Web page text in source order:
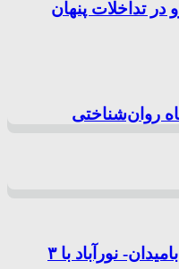
در تداخلات پنهان
روان‌شناختی
واژگونی پژو۲۰۶ در جاده بابامیدان- نورآباد با ۳